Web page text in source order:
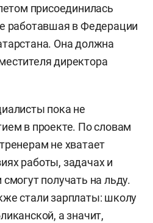
присоединилась
работавшая в Федерации
Она должна
директора
пока не
в проекте. По словам
не хватает
работы, задачах и
получать на льду.
стали зарплаты: школу
а значит,